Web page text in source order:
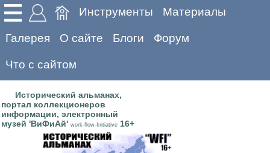
Инструменты Материалы
Галерея О сайте Блоги Форум
Что с сайтом
Исторический альманах,
портал коллекционеров
информации, электронный
музей 'ВиФиАй' work-flow-Initiative 16+